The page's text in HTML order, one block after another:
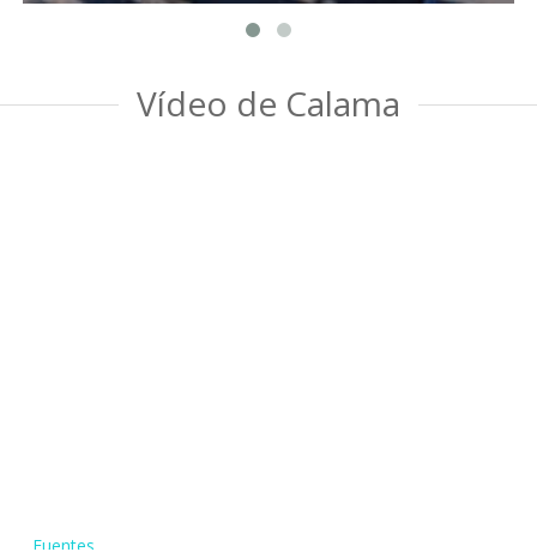
Vídeo de Calama
Fuentes